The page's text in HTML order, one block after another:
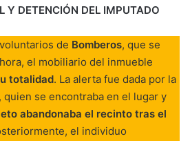
Y DETENCIÓN DEL IMPUTADO
de Bomberos, que se
el mobiliario del inmueble
totalidad. La alerta fue dada por la
se encontraba en el lugar y
abandonaba el recinto tras el
el individuo